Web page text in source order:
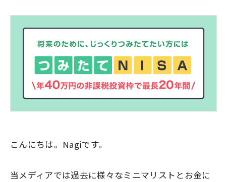
こんにちは。Nagiです。
当メディアでは過去に様々なミニマリストとお金に